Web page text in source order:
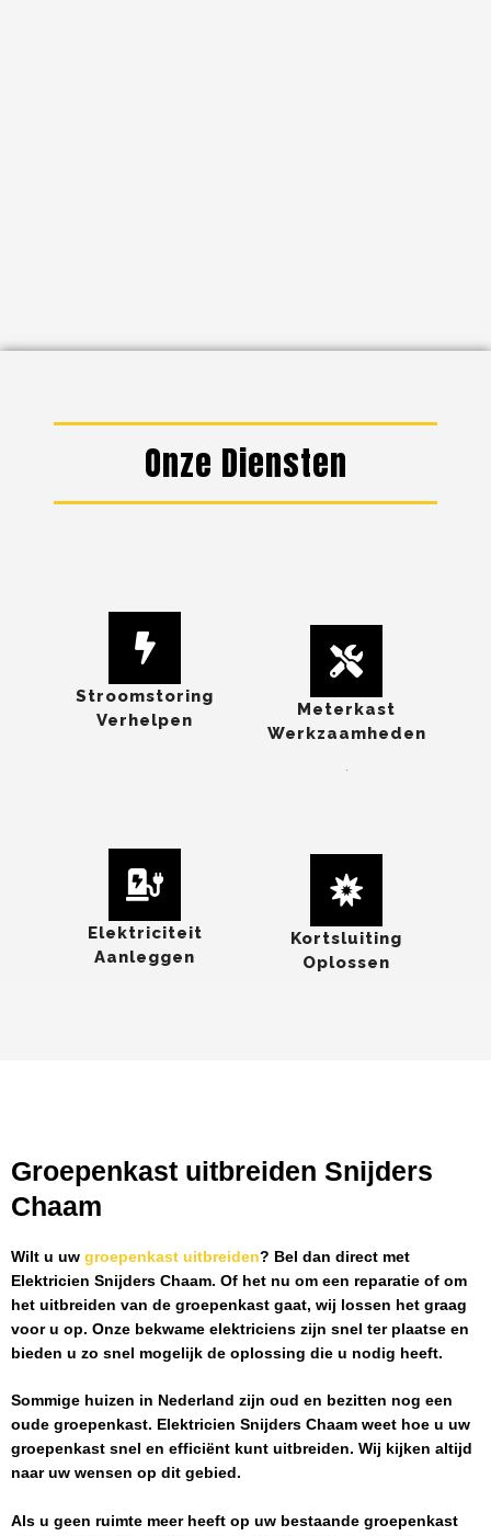
Onze Diensten
Stroomstoring
Verhelpen
Meterkast
Werkzaamheden
Elektriciteit
Aanleggen
Kortsluiting
Oplossen
Groepenkast uitbreiden Snijders
Chaam
Wilt u uw groepenkast uitbreiden? Bel dan direct met
Elektricien Snijders Chaam. Of het nu om een reparatie of om
het uitbreiden van de groepenkast gaat, wij lossen het graag
voor u op. Onze bekwame elektriciens zijn snel ter plaatse en
bieden u zo snel mogelijk de oplossing die u nodig heeft.
Sommige huizen in Nederland zijn oud en bezitten nog een
oude groepenkast. Elektricien Snijders Chaam weet hoe u uw
groepenkast snel en efficiënt kunt uitbreiden. Wij kijken altijd
naar uw wensen op dit gebied.
Als u geen ruimte meer heeft op uw bestaande groepenkast